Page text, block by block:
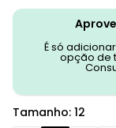
É só
opção de
Tamanho: 12